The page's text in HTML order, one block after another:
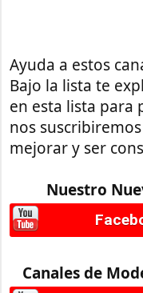
Ayuda a estos
Bajo la lista te
en esta lista para
nos
mejorar y ser
Nuestro
Canales de